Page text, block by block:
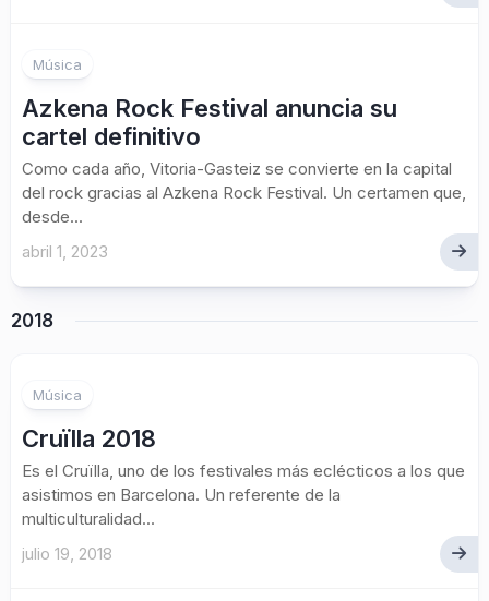
Música
Azkena Rock Festival anuncia su
cartel definitivo
Como cada año, Vitoria-Gasteiz se convierte en la capital
del rock gracias al Azkena Rock Festival. Un certamen que,
desde...
abril 1, 2023
2018
Música
Cruïlla 2018
Es el Cruïlla, uno de los festivales más eclécticos a los que
asistimos en Barcelona. Un referente de la
multiculturalidad...
julio 19, 2018